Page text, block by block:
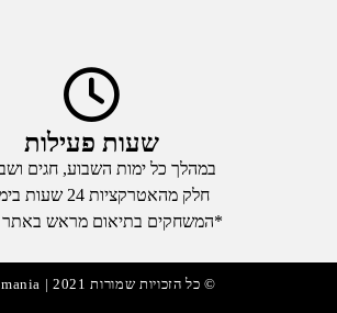
שעות פעילות
במהלך כל ימות השבוע, חגים
חלק מהאטרקציות 24 שעות ביממה!
*המשחקים בתיאום מראש באתר
© כל הזכויות שמורות 2021 | FunZmania